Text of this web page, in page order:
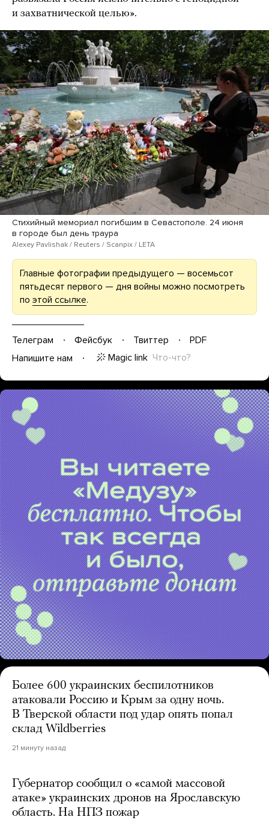
и захватнической целью».
Стихийный мемориал погибшим в Севастополе. 24 июня
в городе был день траура
Alexey Pavlishak / Reuters / Scanpix / LETA
Главные фотографии предыдущего — восемьсот
пятьдесят первого — дня войны можно посмотреть
по этой ссылке.
Телеграм Фейсбук Твиттер
PDF
Напишите нам
Magic link Что-что?
Более 600 украинских беспилотников
атаковали Россию и Крым за одну ночь.
В Тверской области под удар опять попал
склад Wildberries
21 минуту назад
Губернатор сообщил о «самой массовой
атаке» украинских дронов на Ярославскую
область. На НПЗ пожар